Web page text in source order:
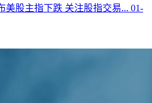
美股主指下跌 关注股指交易... 01-